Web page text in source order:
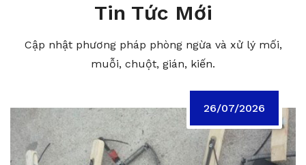
Tin Tức Mới
Cập nhật phương pháp phòng ngừa và xử lý mối,
muỗi, chuột, gián, kiến.
26/07/2026